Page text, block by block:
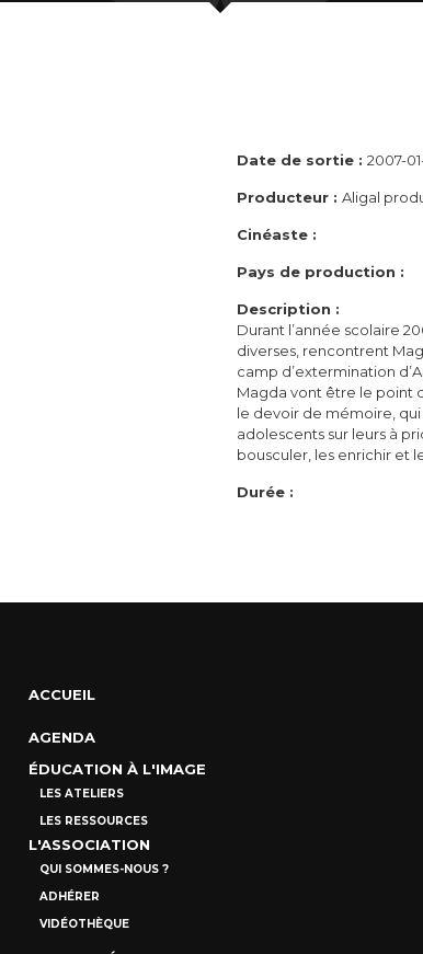
Date de sortie : 2007-
Producteur : Aligal
Cinéaste :
Pays de production :
Description :
Durant l’année scolaire
diverses, rencontrent
camp d’extermination
Magda vont être le point
le devoir de mémoire,
adolescents sur leurs à
bousculer, les enrichir et
Durée :
ACCUEIL
AGENDA
ÉDUCATION À L'IMAGE
LES ATELIERS
LES RESSOURCES
L'ASSOCIATION
QUI SOMMES-NOUS ?
ADHÉRER
VIDÉOTHÈQUE